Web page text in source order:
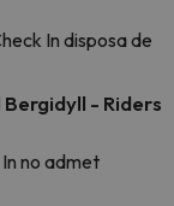
In disposa de
- Riders
no admet